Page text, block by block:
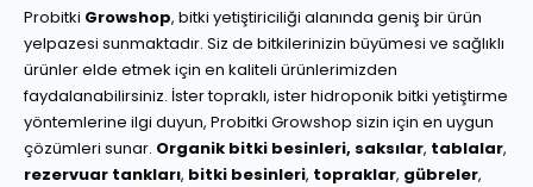
Probitki Growshop, bitki yetiştiriciliği alanında geniş bir ürün
yelpazesi sunmaktadır. Siz de bitkilerinizin büyümesi ve sağlıklı
ürünler elde etmek için en kaliteli ürünlerimizden
faydalanabilirsiniz. İster topraklı, ister hidroponik bitki yetiştirme
yöntemlerine ilgi duyun, Probitki Growshop sizin için en uygun
çözümleri sunar. Organik bitki besinleri, saksılar, tablalar,
rezervuar tankları, bitki besinleri, topraklar, gübreler,